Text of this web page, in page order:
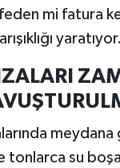
mi fatura
yaratıyor.
meydana
tonlarca su boşa